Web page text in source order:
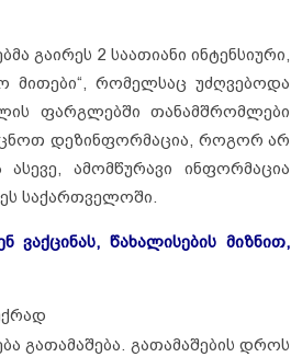
გაირეს 2 საათიანი ინტენსიური,
მითები“, რომელსაც უძღვებოდა
ფარგლებში თანამშრომლები
დეზინფორმაცია, როგორ არ
ამომწურავი ინფორმაცია
საქართველოში.
წახალისების მიზნით,
გათამაშება. გათამაშების დროს